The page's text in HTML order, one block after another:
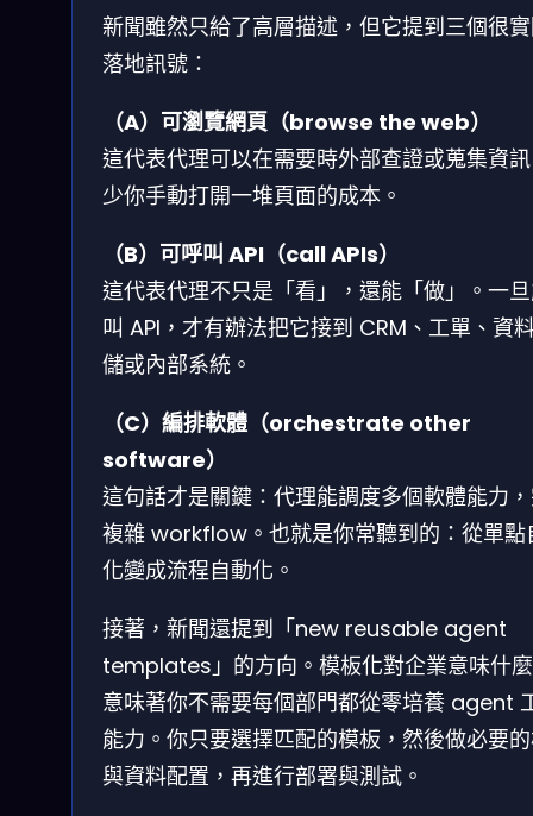
新聞雖然只給了高層描述，但它提到三個很
落地訊號：
（A）可瀏覽網頁（browse the web）
這代表代理可以在需要時外部查證或蒐集資
少你手動打開一堆頁面的成本。
（B）可呼叫 API（call APIs）
這代表代理不只是「看」，還能「做」。一
叫 API，才有辦法把它接到 CRM、工單、資
儲或內部系統。
（C）編排軟體（orchestrate other
software）
這句話才是關鍵：代理能調度多個軟體能力
複雜 workflow。也就是你常聽到的：從單點
化變成流程自動化。
接著，新聞還提到「new reusable agent
templates」的方向。模板化對企業意味什
意味著你不需要每個部門都從零培養 agent
能力。你只要選擇匹配的模板，然後做必要
與資料配置，再進行部署與測試。